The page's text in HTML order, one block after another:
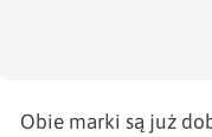
Obie marki są już